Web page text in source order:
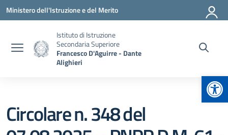
Vai ai contenuti
Vai al menu di navigazione
Vai al footer
Ministero dell'Istruzione e del Merito
Istituto di Istruzione
Secondaria Superiore
Francesco D'Aguirre - Dante
Alighieri
Circolare n. 348 del